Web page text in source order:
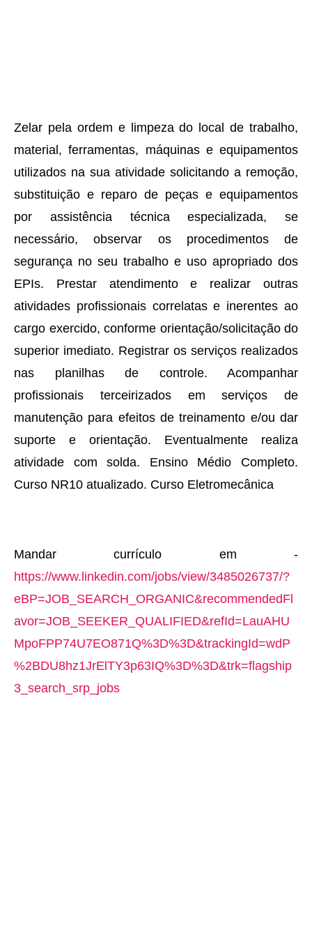
Zelar pela ordem e limpeza do local de trabalho,
material, ferramentas, máquinas e equipamentos
utilizados na sua atividade solicitando a remoção,
substituição e reparo de peças e equipamentos
por assistência técnica especializada, se
necessário, observar os procedimentos de
segurança no seu trabalho e uso apropriado dos
EPIs. Prestar atendimento e realizar outras
atividades profissionais correlatas e inerentes ao
cargo exercido, conforme orientação/solicitação do
superior imediato. Registrar os serviços realizados
nas planilhas de controle. Acompanhar
profissionais terceirizados em serviços de
manutenção para efeitos de treinamento e/ou dar
suporte e orientação. Eventualmente realiza
atividade com solda. Ensino Médio Completo.
Curso NR10 atualizado. Curso Eletromecânica
Mandar currículo em -
https://www.linkedin.com/jobs/view/3485026737/?
eBP=JOB_SEARCH_ORGANIC&recommendedFl
avor=JOB_SEEKER_QUALIFIED&refId=LauAHU
MpoFPP74U7EO871Q%3D%3D&trackingId=wdP
%2BDU8hz1JrElTY3p63IQ%3D%3D&trk=flagship
3_search_srp_jobs